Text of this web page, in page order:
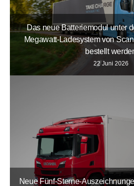
Das neue Batteriemodul unter
Megawatt-Ladesystem von
bestellt
22 Juni 2026
Neue Fünf-Sterne-